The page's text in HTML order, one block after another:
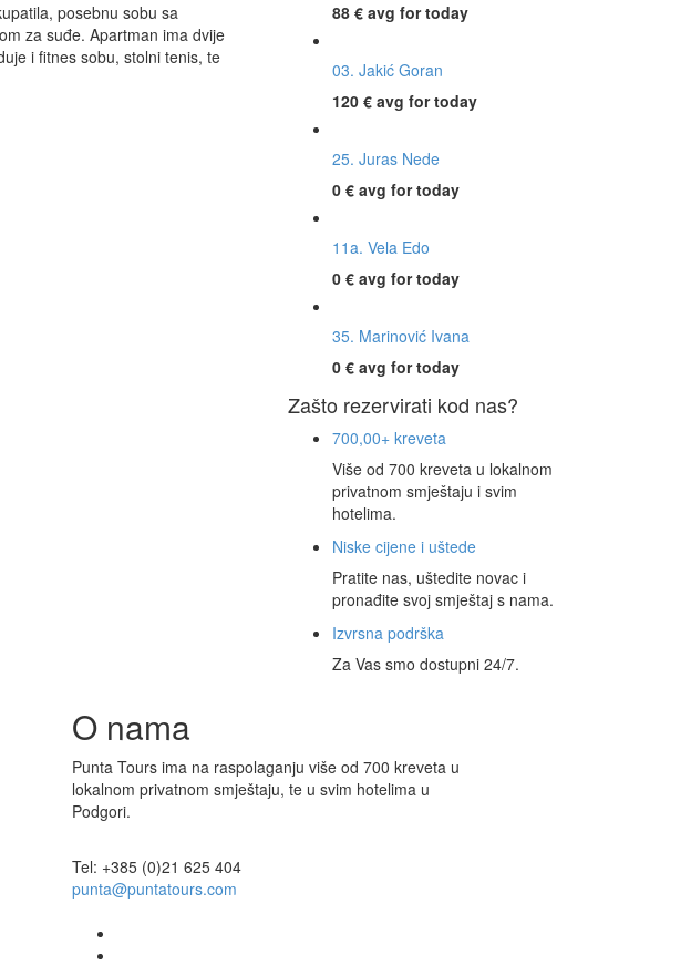
posebnu sobu sa
za suđe. Apartman ima dvije
i fitnes sobu, stolni tenis, te
88 € avg for today
03. Jakić Goran
120 € avg for today
25. Juras Nede
0 € avg for today
11a. Vela Edo
0 € avg for today
35. Marinović Ivana
0 € avg for today
Zašto rezervirati kod nas?
700,00+ kreveta
Više od 700 kreveta u lokalnom
privatnom smještaju i svim
hotelima.
Niske cijene i uštede
Pratite nas, uštedite novac i
pronađite svoj smještaj s nama.
Izvrsna podrška
Za Vas smo dostupni 24/7.
O nama
Punta Tours ima na raspolaganju više od 700 kreveta u
lokalnom privatnom smještaju, te u svim hotelima u
Podgori.
Tel: +385 (0)21 625 404
punta@puntatours.com